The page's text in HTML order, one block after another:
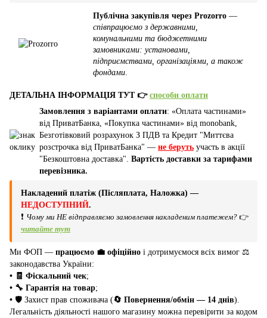
Публічна закупівля через Prozorro —
співпрацюємо з державними,
комунальними та бюджетними
замовниками: установами,
підприємствами, організаціями, а також
фондами
ДЕТАЛЬНА ІНФОРМАЦІЯ ТУТ 👉 способи оплати
Замовлення з варіантами оплати: «Оплата частинами»
від ПриватБанка, «Покупка частинами» від monobank,
Безготівковий розрахунок З ПДВ та Кредит "Миттєва
розстрочка від ПриватБанка" — не беруть участь в акції
"Безкоштовна доставка". Вартість доставки за тарифами
перевізника.
Накладений платіж (Післяплата, Наложка) —
НЕДОСТУПНИЙ.
❗ Чому ми НЕ відправляємо замовлення накладеним платежем? 👉
читайте тут
Ми ФОП — працюємо 💼 офіційно і дотримуємося всіх вимог ⚖️
законодавства України:
• 🧾 Фіскальний чек;
• 🔧 Гарантія на товар;
• 🛡️ Захист прав споживача (🔄 Повернення/обмін — 14 днів).
Легальність діяльності нашого магазину можна перевірити за кодом